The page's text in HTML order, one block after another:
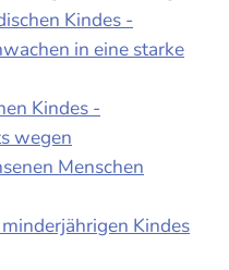
Kindes -
in eine starke
Kindes -
wegen
Menschen
Kindes